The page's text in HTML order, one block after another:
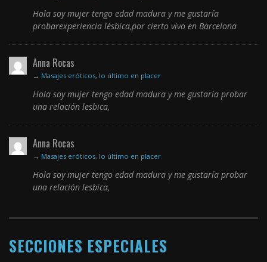
Hola soy mujer tengo edad madura y me gustaría
probarexperiencia lésbica,por cierto vivo en Barcelona
Anna Rocas
→ Masajes eróticos, lo último en placer
Hola soy mujer tengo edad madura y me gustaría probar
una relación lesbica,
Anna Rocas
→ Masajes eróticos, lo último en placer
Hola soy mujer tengo edad madura y me gustaría probar
una relación lesbica,
SECCIONES ESPECIALES